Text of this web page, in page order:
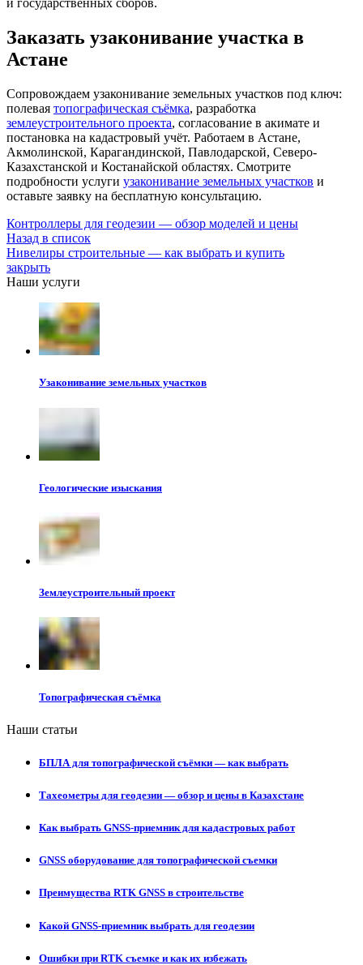
и государственных сборов.
Заказать узаконивание участка в
Астане
Сопровождаем узаконивание земельных участков под ключ:
полевая топографическая съёмка, разработка
землеустроительного проекта, согласование в акимате и
постановка на кадастровый учёт. Работаем в Астане,
Акмолинской, Карагандинской, Павлодарской, Северо-
Казахстанской и Костанайской областях. Смотрите
подробности услуги узаконивание земельных участков и
оставьте заявку на бесплатную консультацию.
Контроллеры для геодезии — обзор моделей и цены
Назад в список
Нивелиры строительные — как выбрать и купить
закрыть
Наши услуги
Узаконивание земельных участков
Геологические изыскания
Землеустроительный проект
Топографическая съёмка
Наши статьи
БПЛА для топографической съёмки — как выбрать
Тахеометры для геодезии — обзор и цены в Казахстане
Как выбрать GNSS-приемник для кадастровых работ
GNSS оборудование для топографической съемки
Преимущества RTK GNSS в строительстве
Какой GNSS-приемник выбрать для геодезии
Ошибки при RTK съемке и как их избежать